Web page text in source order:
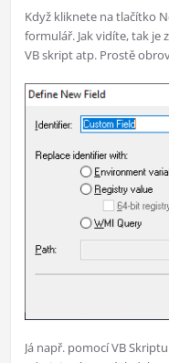
Když kliknete na tlačítko
formulář. Jak vidíte, tak je
VB skript atp. Prostě
Já např. pomocí VB